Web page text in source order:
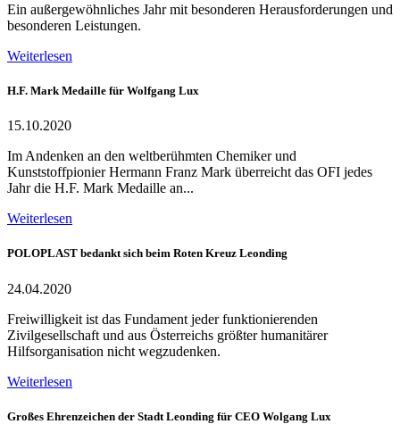
Ein außergewöhnliches Jahr mit besonderen Herausforderungen und
besonderen Leistungen.
Weiterlesen
H.F. Mark Medaille für Wolfgang Lux
15.10.2020
Im Andenken an den weltberühmten Chemiker und
Kunststoffpionier Hermann Franz Mark überreicht das OFI jedes
Jahr die H.F. Mark Medaille an...
Weiterlesen
POLOPLAST bedankt sich beim Roten Kreuz Leonding
24.04.2020
Freiwilligkeit ist das Fundament jeder funktionierenden
Zivilgesellschaft und aus Österreichs größter humanitärer
Hilfsorganisation nicht wegzudenken.
Weiterlesen
Großes Ehrenzeichen der Stadt Leonding für CEO Wolgang Lux